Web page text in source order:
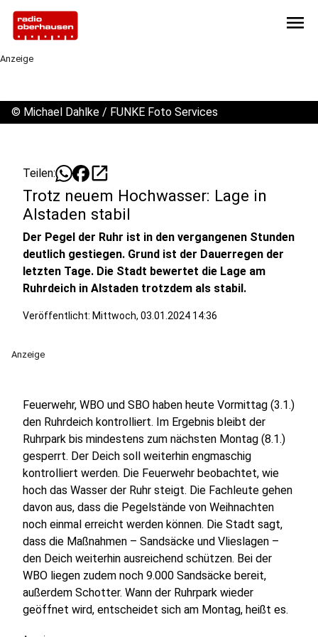
menu
Anzeige
© Michael Dahlke / FUNKE Foto Services
Teilen: open_in_new
Trotz neuem Hochwasser: Lage in
Alstaden stabil
Der Pegel der Ruhr ist in den vergangenen Stunden
deutlich gestiegen. Grund ist der Dauerregen der
letzten Tage. Die Stadt bewertet die Lage am
Ruhrdeich in Alstaden trotzdem als stabil.
Veröffentlicht: Mittwoch, 03.01.2024 14:36
Anzeige
Feuerwehr, WBO und SBO haben heute Vormittag (3.1.)
den Ruhrdeich kontrolliert. Im Ergebnis bleibt der
Ruhrpark bis mindestens zum nächsten Montag (8.1.)
gesperrt. Der Deich soll weiterhin engmaschig
kontrolliert werden. Die Feuerwehr beobachtet, wie
hoch das Wasser der Ruhr steigt. Die Fachleute gehen
davon aus, dass die Pegelstände von Weihnachten
noch einmal erreicht werden können. Die Stadt sagt,
dass die Maßnahmen – Sandsäcke und Vlieslagen –
den Deich weiterhin ausreichend schützen. Bei der
WBO liegen zudem noch 9.000 Sandsäcke bereit,
außerdem Schotter. Wann der Ruhrpark wieder
geöffnet wird, entscheidet sich am Montag, heißt es.